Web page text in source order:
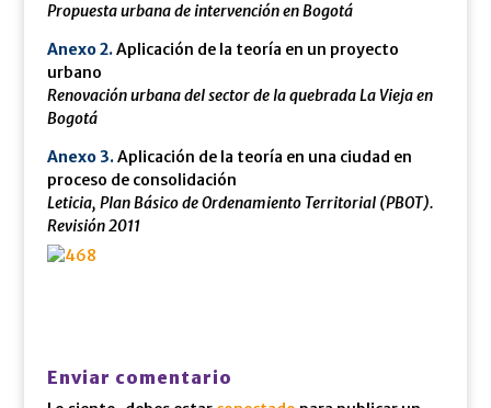
Propuesta urbana de intervención en Bogotá
Anexo 2.Aplicación de la teoría en un proyecto
urbano
Renovación urbana del sector de la quebrada La Vieja en
Bogotá
Anexo 3.Aplicación de la teoría en una ciudad en
proceso de consolidación
Leticia, Plan Básico de Ordenamiento Territorial (PBOT).
Revisión 2011
Enviar comentario